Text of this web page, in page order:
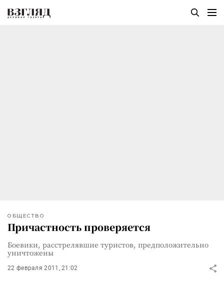
ОБЩЕСТВО
Причастность проверяется
Боевики, расстрелявшие туристов, предположительно
уничтожены
22 февраля 2011, 21:02